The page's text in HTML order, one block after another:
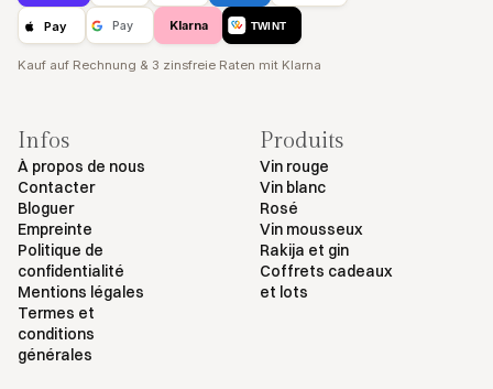
Pay Pay Klarna TWINT
Kauf auf Rechnung & 3 zinsfreie Raten mit Klarna
Infos
À propos de nous
Contacter
Bloguer
Empreinte
Politique de
confidentialité
Mentions légales
Termes et
conditions
générales
Produits
Vin rouge
Vin blanc
Rosé
Vin mousseux
Rakija et gin
Coffrets cadeaux
et lots